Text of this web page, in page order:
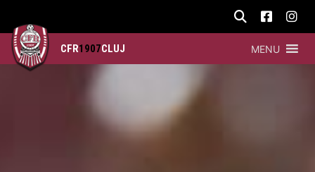
CFR1907CLUJ MENU